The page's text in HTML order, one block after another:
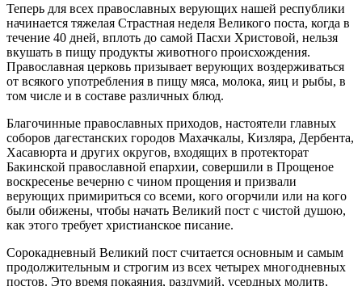
Теперь для всех православных верующих нашей республики
начинается тяжелая Страстная неделя Великого поста, когда в
течение 40 дней, вплоть до самой Пасхи Христовой, нельзя
вкушать в пищу продукты животного происхождения.
Православная церковь призывает верующих воздерживаться
от всякого употребления в пищу мяса, молока, яиц и рыбы, в
том числе и в составе различных блюд.
Благочинные православных приходов, настоятели главных
соборов дагестанских городов Махачкалы, Кизляра, Дербента,
Хасавюрта и других округов, входящих в протекторат
Бакинской православной епархии, совершили в Прощеное
воскресенье вечерню с чином прощения и призвали
верующих примириться со всеми, кого огорчили или на кого
были обижены, чтобы начать Великий пост с чистой душою,
как этого требует христианское писание.
Сорокадневный Великий пост считается основным и самым
продолжительным и строгим из всех четырех многодневных
постов. Это время покаяния, раздумий, усердных молитв,